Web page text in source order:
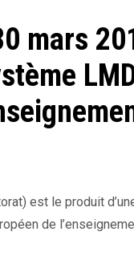
mars
est le produit
de